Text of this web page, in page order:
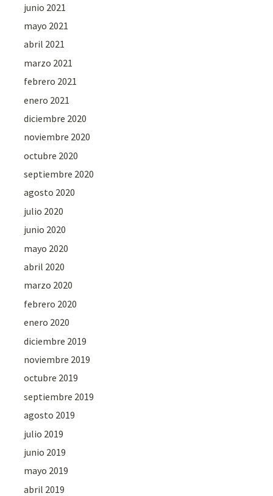
junio 2021
mayo 2021
abril 2021
marzo 2021
febrero 2021
enero 2021
diciembre 2020
noviembre 2020
octubre 2020
septiembre 2020
agosto 2020
julio 2020
junio 2020
mayo 2020
abril 2020
marzo 2020
febrero 2020
enero 2020
diciembre 2019
noviembre 2019
octubre 2019
septiembre 2019
agosto 2019
julio 2019
junio 2019
mayo 2019
abril 2019